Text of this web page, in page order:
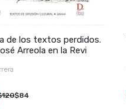
de los textos perdidos.
Arreola en la Revi
$84